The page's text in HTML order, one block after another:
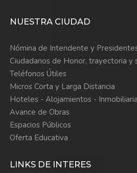
NUESTRA CIUDAD
Nómina de Intendente y
Ciudadanos de Honor, trayectoria y
Teléfonos Útiles
Micros Corta y Larga Distancia
Hoteles - Alojamientos -
Avance de Obras
Espacios Públicos
Oferta Educativa
LINKS DE INTERES